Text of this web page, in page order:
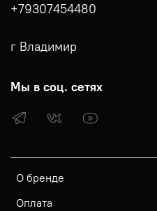
О бренде
Оплата
+79307454480
г Владимир
Мы в соц. сетях